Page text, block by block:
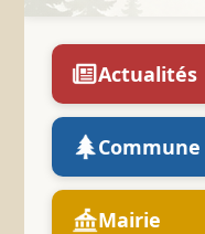
Actualités
Commune
Mairie